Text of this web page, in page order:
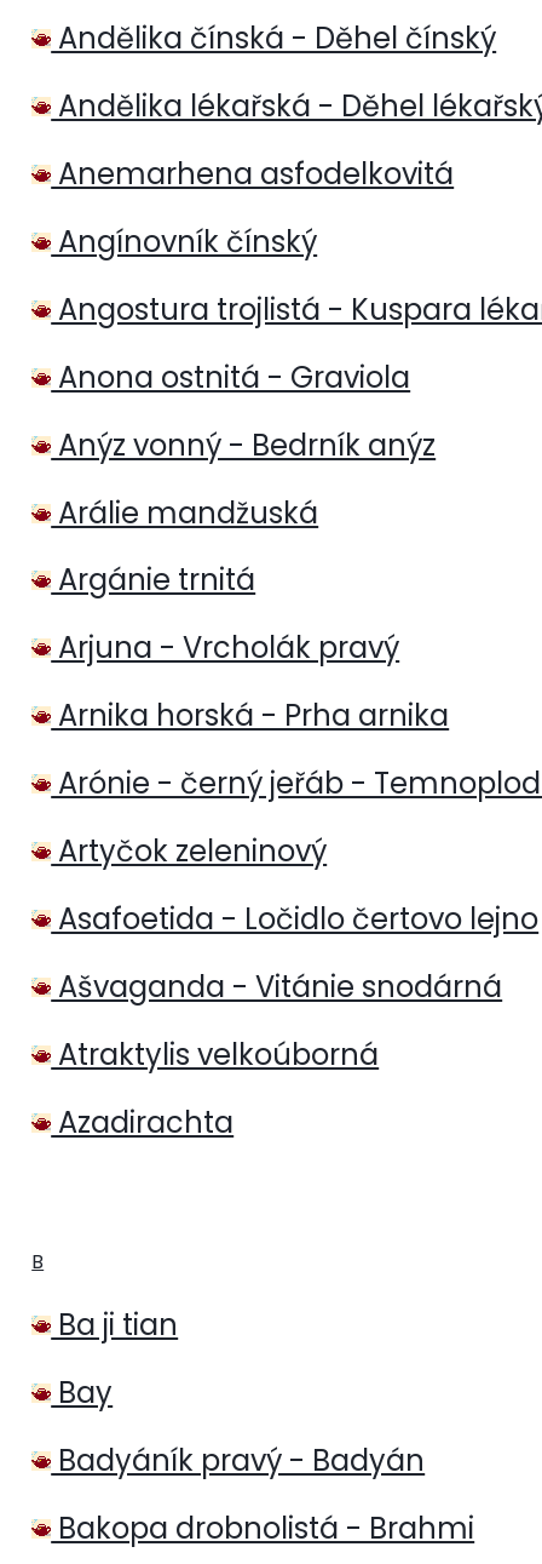
Andělika čínská - Děhel čínský
Andělika lékařská - Děhel
Anemarhena asfodelkovitá
Angínovník čínský
Angostura trojlistá - Kuspara
Anona ostnitá - Graviola
Anýz vonný - Bedrník anýz
Arálie mandžuská
Argánie trnitá
Arjuna - Vrcholák pravý
Arnika horská - Prha arnika
Arónie - černý jeřáb -
Artyčok zeleninový
Asafoetida - Ločidlo čertovo lejno
Ašvaganda - Vitánie snodárná
Atraktylis velkoúborná
Azadirachta
B
Ba ji tian
Bay
Badyáník pravý - Badyán
Bakopa drobnolistá - Brahmi